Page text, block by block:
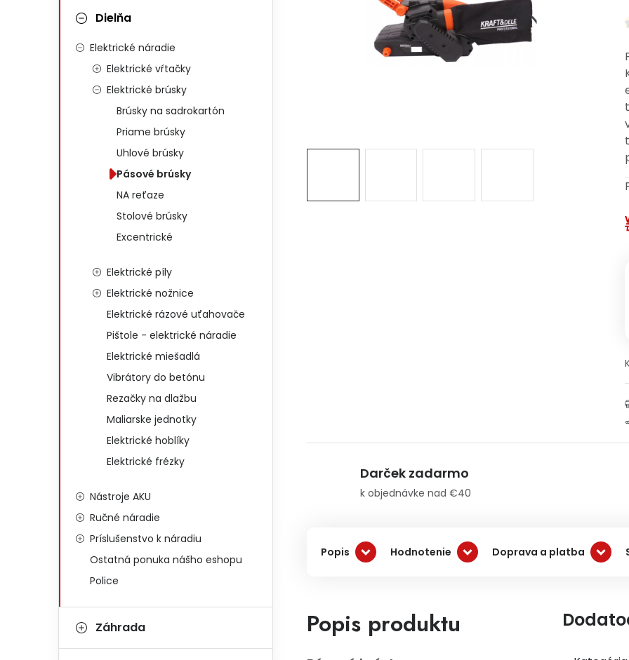
Dielňa
Elektrické náradie
Elektrické vŕtačky
Elektrické brúsky
Brúsky na sadrokartón
Priame brúsky
Uhlové brúsky
Pásové brúsky
NA reťaze
Stolové brúsky
Excentrické
Elektrické píly
Elektrické nožnice
Elektrické rázové uťahovače
Pištole - elektrické náradie
Elektrické miešadlá
Vibrátory do betónu
Rezačky na dlažbu
Maliarske jednotky
Elektrické hoblíky
Elektrické frézky
Nástroje AKU
Ručné náradie
Príslušenstvo k náradiu
Ostatná ponuka nášho eshopu
Police
Záhrada
Darček zadarmo
k objednávke nad €40
Popis Hodnotenie Doprava a platba
Popis produktu